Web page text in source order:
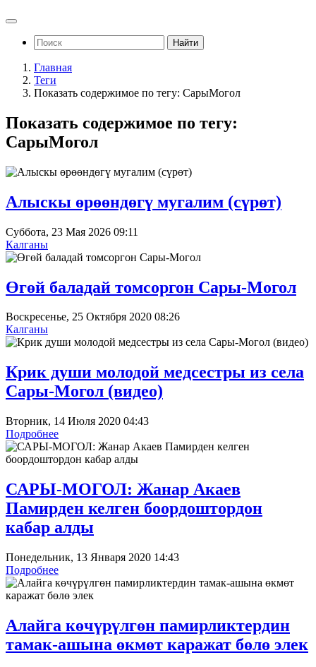
Найти
Главная
Теги
Показать содержимое по тегу: СарыМогол
Показать содержимое по тегу:
СарыМогол
Алыскы өрөөндөгү мугалим (сүрөт)
Суббота, 23 Мая 2026 09:11
Калганы
Өгөй баладай томсоргон Сары-Могол
Воскресенье, 25 Октября 2020 08:26
Калганы
Крик души молодой медсестры из села
Сары-Могол (видео)
Вторник, 14 Июля 2020 04:43
Подробнее
САРЫ-МОГОЛ: Жанар Акаев
Памирден келген боордоштордон
кабар алды
Понедельник, 13 Января 2020 14:43
Подробнее
Алайга көчүрүлгөн памирликтердин
тамак-ашына өкмөт каражат бөлө элек